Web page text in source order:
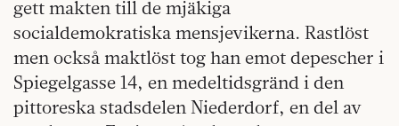
gett makten till de mjäkiga
socialdemokratiska mensjevikerna. Rastlöst
men också maktlöst tog han emot depescher i
Spiegelgasse 14, en medeltidsgränd i den
pittoreska stadsdelen Niederdorf, en del av